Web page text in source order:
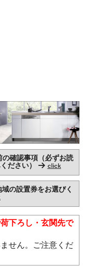
の確認事項（必ずお読
ださい） → click
の設置券をお選びく
下ろし・玄関先で
せん。ご注意くだ